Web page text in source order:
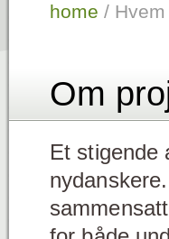
home /
Om
Et stigende